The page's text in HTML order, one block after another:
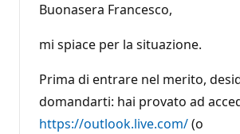
d
r
e
u
t
a
i
Buonasera Francesco,
mi spiace per la situazione.
Prima di entrare nel merito,
domandarti: hai provato ad
https://outlook.live.com/(o